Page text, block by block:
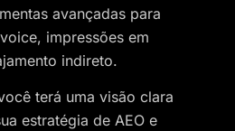
avançadas para
impressões em
indireto.
terá uma visão clara
estratégia de AEO e